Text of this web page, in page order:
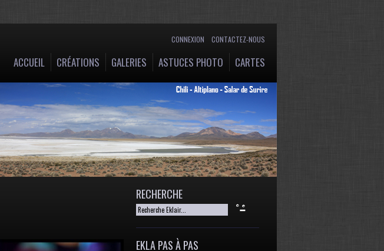
CONNEXION CONTACTEZ-NOUS
ACCUEIL CRÉATIONS GALERIES ASTUCES PHOTO CARTES
RECHERCHE
EKLA PAS À PAS